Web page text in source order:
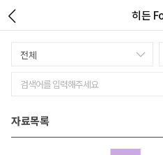
히든
자료목록